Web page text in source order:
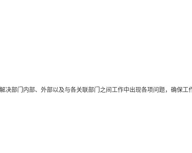
部门内部、外部以及与各关联部门之间工作中出现各项问题，确保工